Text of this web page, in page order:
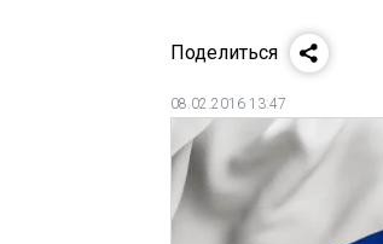
Поделиться
08.02.2016 13:47